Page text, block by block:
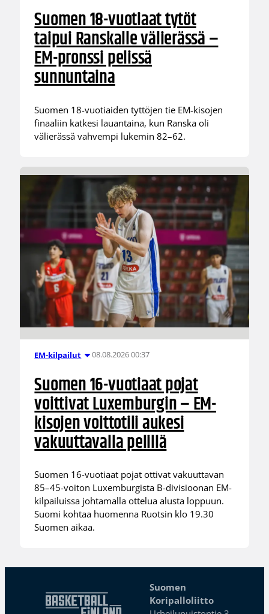
Suomen 18-vuotiaat tytöt
taipui Ranskalle välierässä –
EM-pronssi pelissä
sunnuntaina
Suomen 18-vuotiaiden tyttöjen tie EM-kisojen
finaaliin katkesi lauantaina, kun Ranska oli
välierässä vahvempi lukemin 82–62.
EM-kilpailut 08.08.2026 00:37
Suomen 16-vuotiaat pojat
voittivat Luxemburgin – EM-
kisojen voittotili aukesi
vakuuttavalla pelillä
Suomen 16-vuotiaat pojat ottivat vakuuttavan
85–45-voiton Luxemburgista B-divisioonan EM-
kilpailuissa johtamalla ottelua alusta loppuun.
Suomi kohtaa huomenna Ruotsin klo 19.30
Suomen aikaa.
Suomen
Koripalloliitto